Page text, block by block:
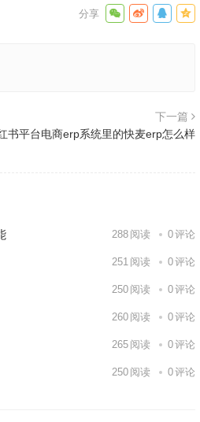
下一篇
书平台电商erp系统里的快麦erp怎么样
288 阅读 0评论
251 阅读 0评论
250 阅读 0评论
260 阅读 0评论
265 阅读 0评论
250 阅读 0评论